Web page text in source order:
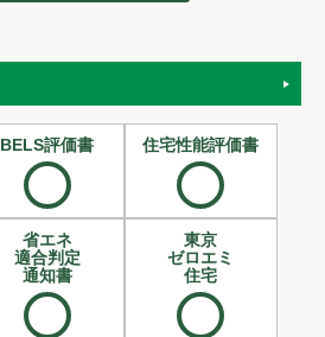
BELS評価書 住宅性能評価書
省エネ
適合判定
通知書
東京
ゼロエミ
住宅